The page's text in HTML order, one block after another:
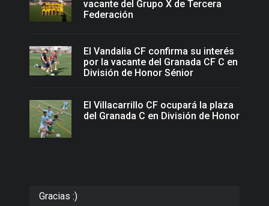
vacante del Grupo X de Tercera
Federación
El Vandalia CF confirma su interés
por la vacante del Granada CF C en
División de Honor Sénior
El Villacarrillo CF ocupará la plaza
del Granada C en División de Honor
Gracias :)